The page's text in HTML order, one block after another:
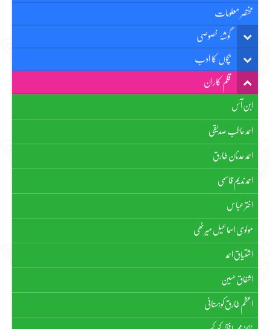
مختصر معلومات
گوشۂ خصوصی
بچوں کا ادب
قلم کاران
ابن آس
احمد حاطب صدیقی
احمد عدنان طارق
احمد ندیم قاسمی
اختر عباس
مولوی اسماعیل میرٹھی
اشتیاق احمد
اشفاق حسین
اعظم طارق کوہستانی